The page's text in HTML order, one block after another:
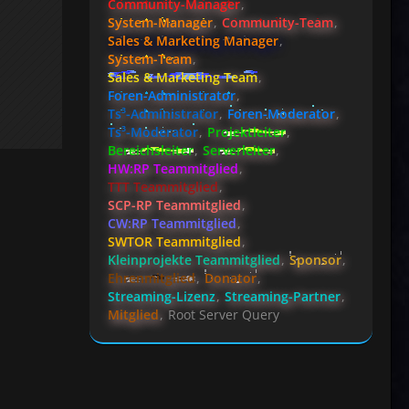
Community-Manager
System-Manager Community-Team
Sales & Marketing Manager
System-Team
Sales & Marketing Team
Foren-Administrator
Ts³-Administrator Foren-Moderator
Ts³-Moderator Projektleiter
Bereichsleiter Serverleiter
HW:RP Teammitglied
TTT Teammitglied
SCP-RP Teammitglied
CW:RP Teammitglied
SWTOR Teammitglied
Kleinprojekte Teammitglied Sponsor
Ehrenmitglied Donator
Streaming-Lizenz Streaming-Partner
Mitglied
Root Server Query